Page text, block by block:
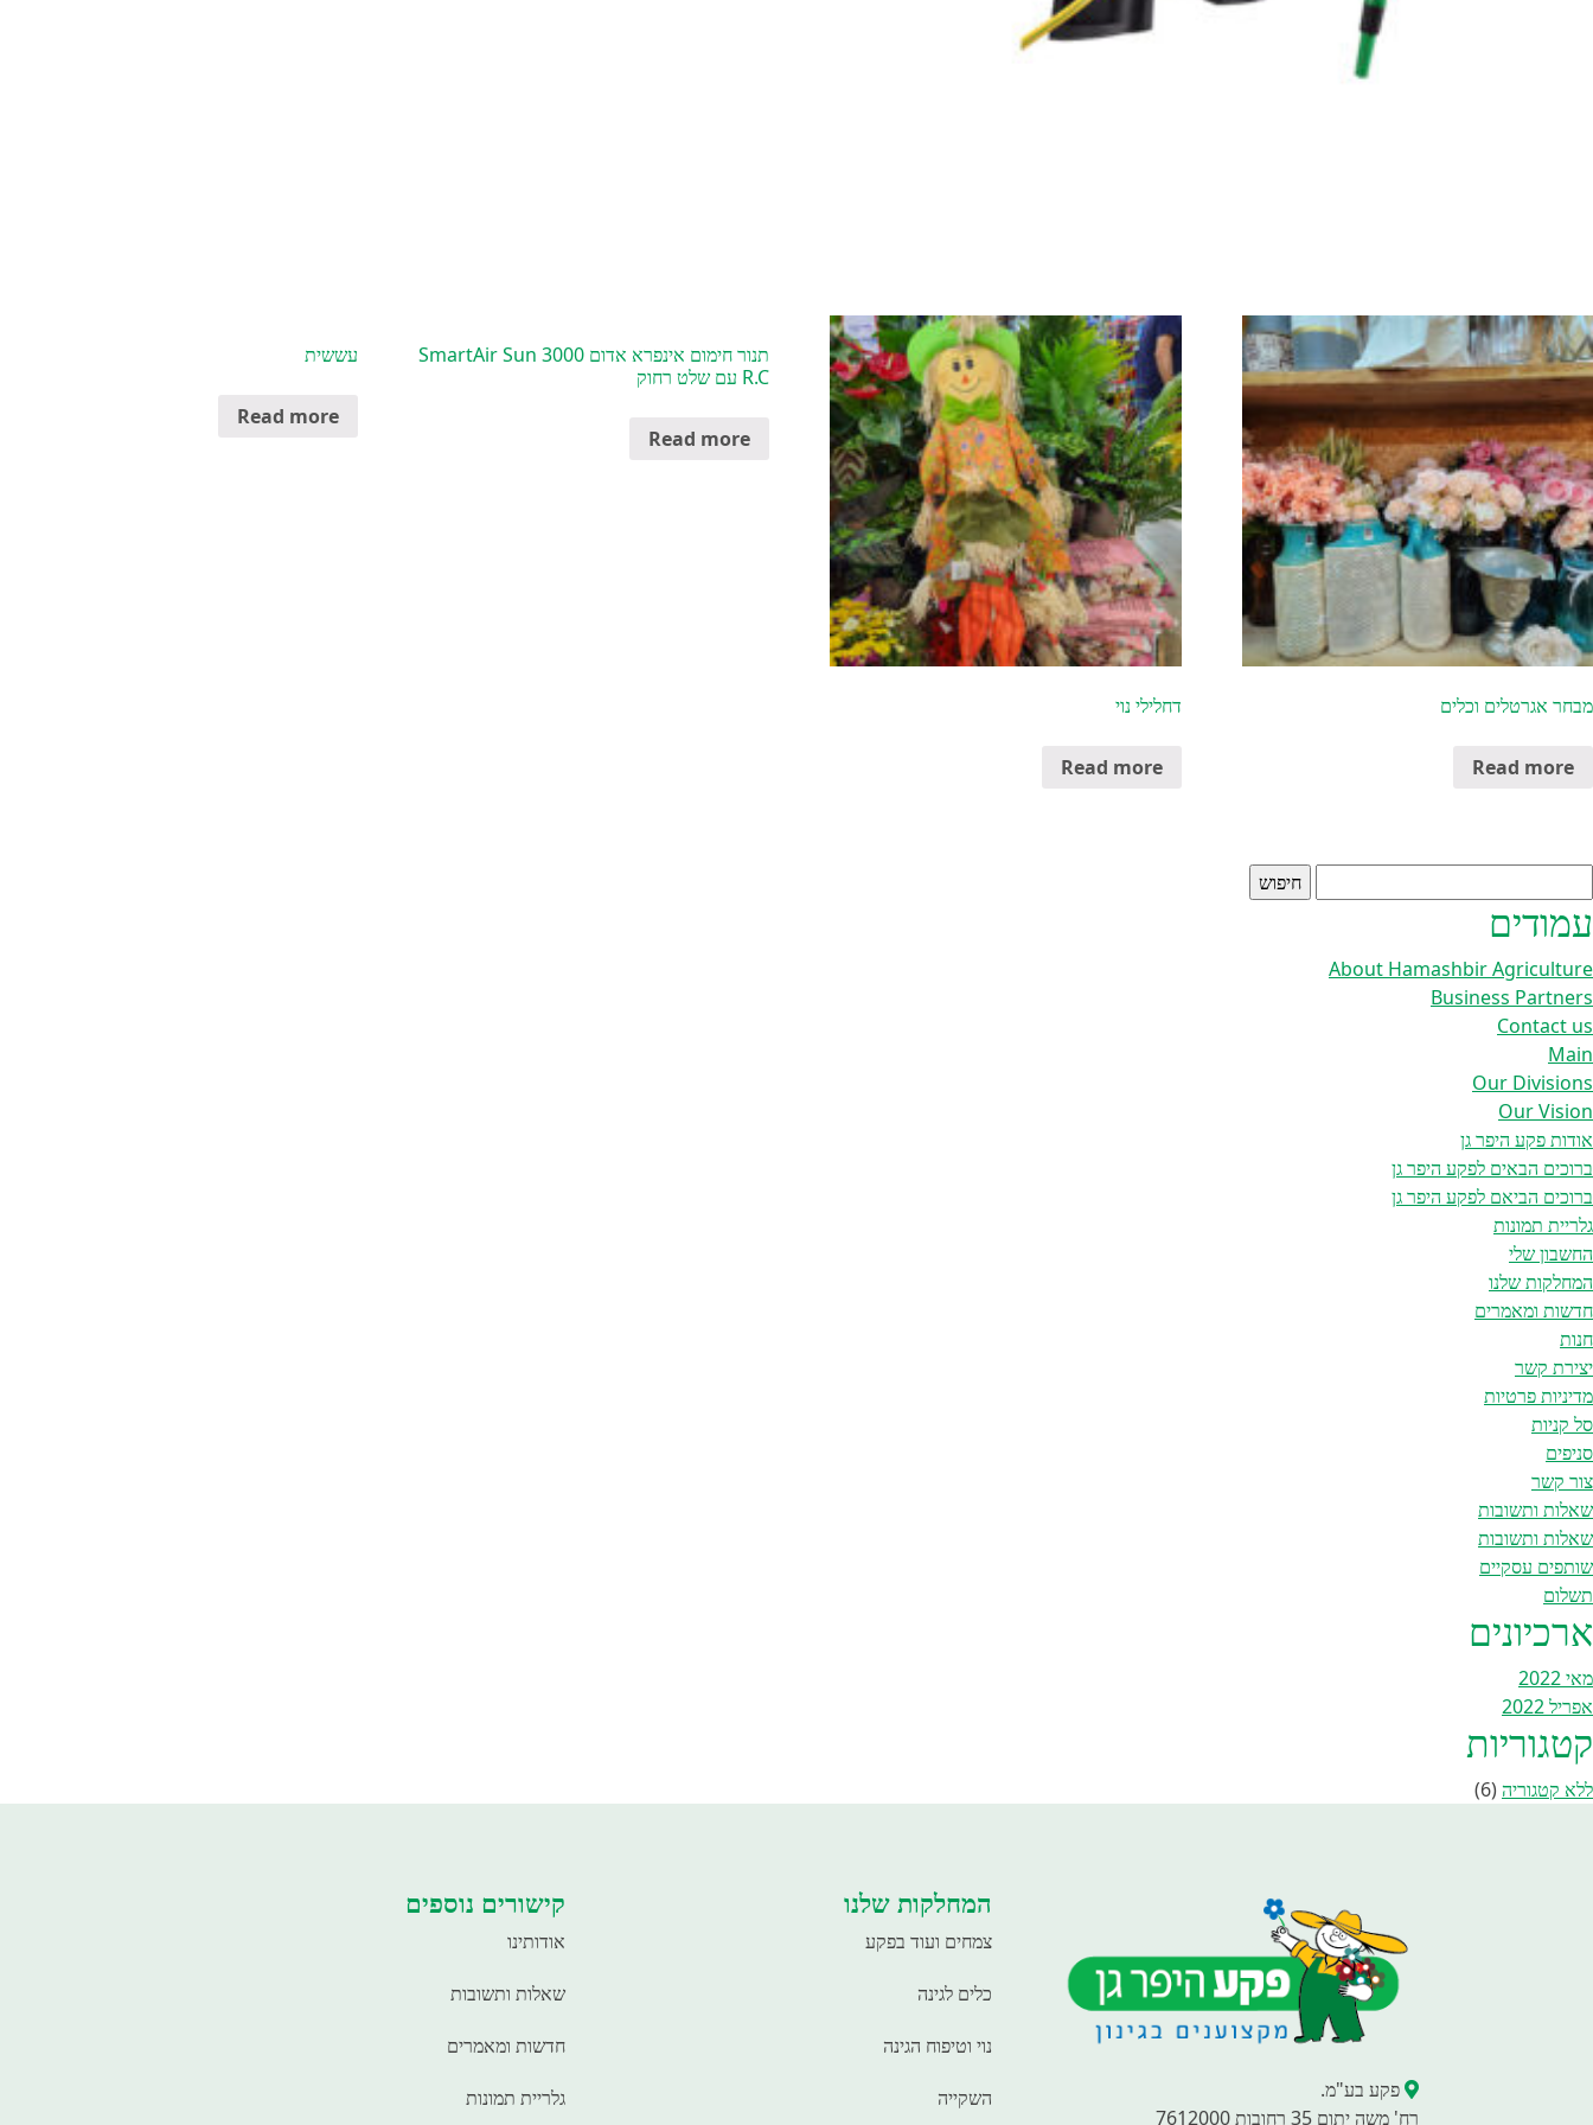
מבחר אגרטלים וכלים
Read more
דחלילי נוי
Read more
תנור חימום אינפרא אדום SmartAir Sun 3000
R.C עם שלט רחוק
Read more
עששית
Read more
עמודים
About Hamashbir Agriculture
Business Partners
Contact us
Main
Our Divisions
Our Vision
אודות פקע היפר גן
ברוכים הבאים לפקע היפר גן
ברוכים הביאם לפקע היפר גן
גלריית תמונות
החשבון שלי
המחלקות שלנו
חדשות ומאמרים
חנות
יצירת קשר
מדיניות פרטיות
סל קניות
סניפים
צור קשר
שאלות ותשובות
שאלות ותשובות
שותפים עסקיים
תשלום
ארכיונים
מאי 2022
אפריל 2022
קטגוריות
ללא קטגוריה(6)
פקע בע"מ.
רח' משה יתום 35 רחובות 7612000
המחלקות שלנו
צמחים ועוד בפקע
כלים לגינה
נוי וטיפוח הגינה
השקייה
קישורים נוספים
אודותינו
שאלות ותשובות
חדשות ומאמרים
גלריית תמונות